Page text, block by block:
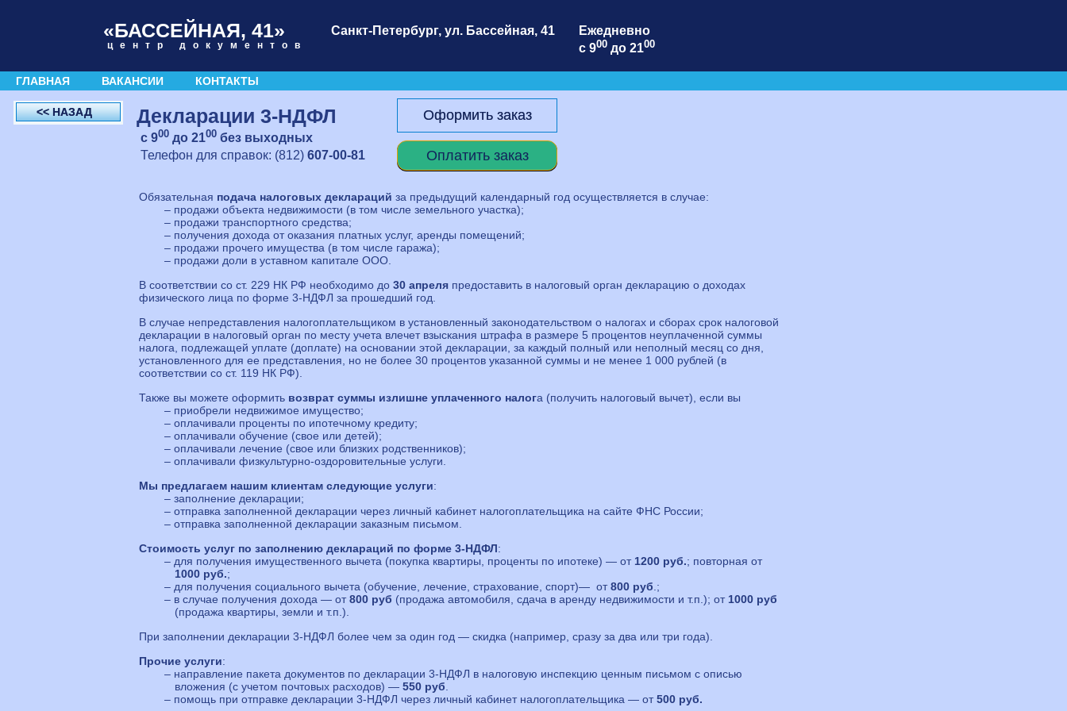
«БАССЕЙНАЯ, 41»
центр документов
Санкт-Петербург, ул. Бассейная, 41
Ежедневно
с 900 до 2100
ГЛАВНАЯ ВАКАНСИИ КОНТАКТЫ
<< НАЗАД Декларации 3-НДФЛ
с 900 до 2100 без выходных
Телефон для справок: (812) 607-00-81
Оформить заказ
Оплатить заказ
Обязательная подача налоговых деклараций за предыдущий календарный год осуществляется в случае:
– продажи объекта недвижимости (в том числе земельного участка);
– продажи транспортного средства;
– получения дохода от оказания платных услуг, аренды помещений;
– продажи прочего имущества (в том числе гаража);
– продажи доли в уставном капитале ООО.
В соответствии со ст. 229 НК РФ необходимо до 30 апреля предоставить в налоговый орган декларацию о доходах
физического лица по форме 3-НДФЛ за прошедший год.
В случае непредставления налогоплательщиком в установленный законодательством о налогах и сборах срок налоговой
декларации в налоговый орган по месту учета влечет взыскания штрафа в размере 5 процентов неуплаченной суммы
налога, подлежащей уплате (доплате) на основании этой декларации, за каждый полный или неполный месяц со дня,
установленного для ее представления, но не более 30 процентов указанной суммы и не менее 1 000 рублей (в
соответствии со ст. 119 НК РФ).
Также вы можете оформить возврат суммы излишне уплаченного налога (получить налоговый вычет), если вы
– приобрели недвижимое имущество;
– оплачивали проценты по ипотечному кредиту;
– оплачивали обучение (свое или детей);
– оплачивали лечение (свое или близких родственников);
– оплачивали физкультурно-оздоровительные услуги.
Мы предлагаем нашим клиентам следующие услуги:
– заполнение декларации;
– отправка заполненной декларации через личный кабинет налогоплательщика на сайте ФНС России;
– отправка заполненной декларации заказным письмом.
Стоимость услуг по заполнению деклараций по форме 3-НДФЛ:
– для получения имущественного вычета (покупка квартиры, проценты по ипотеке) — от 1200 руб.; повторная от
1000 руб.;
– для получения социального вычета (обучение, лечение, страхование, спорт)— от800 руб .;
– в случае получения дохода — от800 руб (продажа автомобиля, сдача в аренду недвижимости и т.п.); от 1000 руб
(продажа квартиры, земли и т.п.).
При заполнении декларации 3-НДФЛ более чем за один год — скидка (например, сразу за два или три года).
Прочие услуги:
– направление пакета документов по декларации 3-НДФЛ в налоговую инспекцию ценным письмом с описью
вложения (с учетом почтовых расходов) — 550 руб
– помощь при отправке декларации 3-НДФЛ через личный кабинет налогоплательщика — от500 руб.